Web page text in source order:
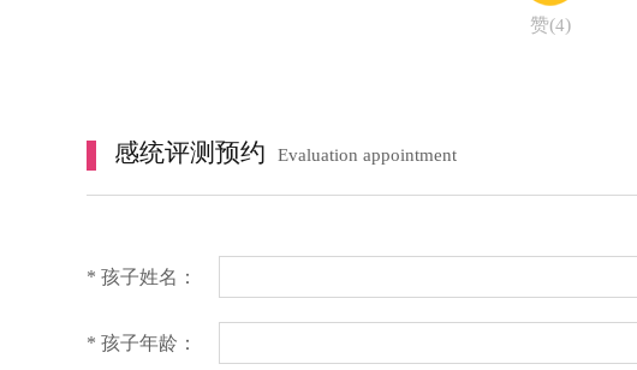
赞(4)
感统评测预约 Evaluation appointment
* 孩子姓名：
* 孩子年龄：